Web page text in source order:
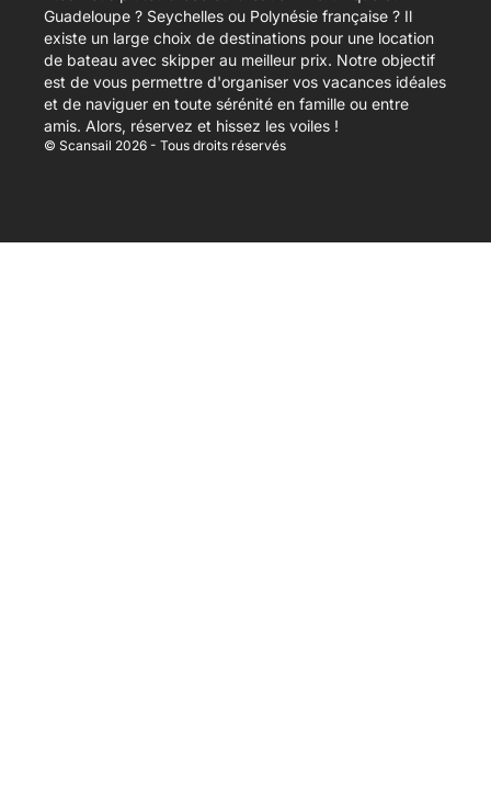
Guadeloupe ? Seychelles ou Polynésie française ? Il
existe un large choix de destinations pour une location
de bateau avec skipper au meilleur prix. Notre objectif
est de vous permettre d'organiser vos vacances idéales
et de naviguer en toute sérénité en famille ou entre
amis. Alors, réservez et hissez les voiles !
© Scansail 2026 - Tous droits réservés